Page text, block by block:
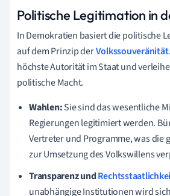
Politische Legitimation in
In Demokratien basiert die politische
auf dem Prinzip derVolkssouveränität
höchste Autorität im Staat und
politische Macht.
Wahlen:Sie sind das wesentliche
Regierungen legitimiert werden.
Vertreter und Programme, was die
zur Umsetzung des Volkswillens
Transparenz und
unabhängige Institutionen wird